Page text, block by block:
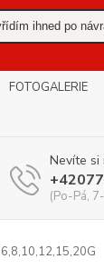
ihned po
FOTOGALERIE
Nevíte si
(Po-Pá,
6,8,10,12,15,20G